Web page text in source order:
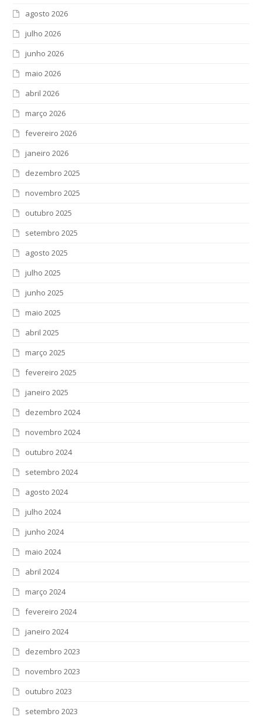
agosto 2026
julho 2026
junho 2026
maio 2026
abril 2026
março 2026
fevereiro 2026
janeiro 2026
dezembro 2025
novembro 2025
outubro 2025
setembro 2025
agosto 2025
julho 2025
junho 2025
maio 2025
abril 2025
março 2025
fevereiro 2025
janeiro 2025
dezembro 2024
novembro 2024
outubro 2024
setembro 2024
agosto 2024
julho 2024
junho 2024
maio 2024
abril 2024
março 2024
fevereiro 2024
janeiro 2024
dezembro 2023
novembro 2023
outubro 2023
setembro 2023